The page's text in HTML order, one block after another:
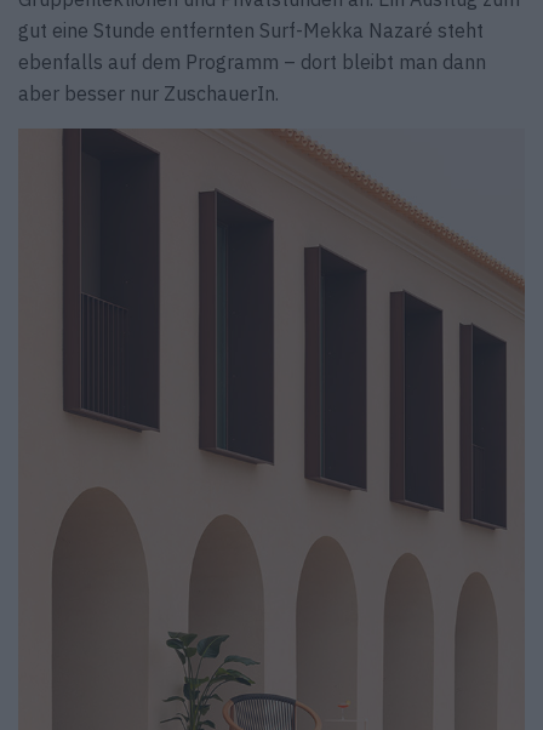
gut eine Stunde entfernten Surf-Mekka Nazaré steht
ebenfalls auf dem Programm – dort bleibt man dann
aber besser nur ZuschauerIn.